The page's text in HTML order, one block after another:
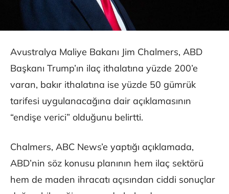
Avustralya Maliye Bakanı Jim Chalmers, ABD
Başkanı Trump’ın ilaç ithalatına yüzde 200’e
varan, bakır ithalatına ise yüzde 50 gümrük
tarifesi uygulanacağına dair açıklamasının
“endişe verici” olduğunu belirtti.
Chalmers, ABC News’e yaptığı açıklamada,
ABD’nin söz konusu planının hem ilaç sektörü
hem de maden ihracatı açısından ciddi sonuçlar